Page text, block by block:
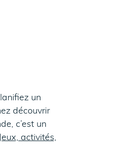
un
découvrir
c’est un
Jeux, activités,